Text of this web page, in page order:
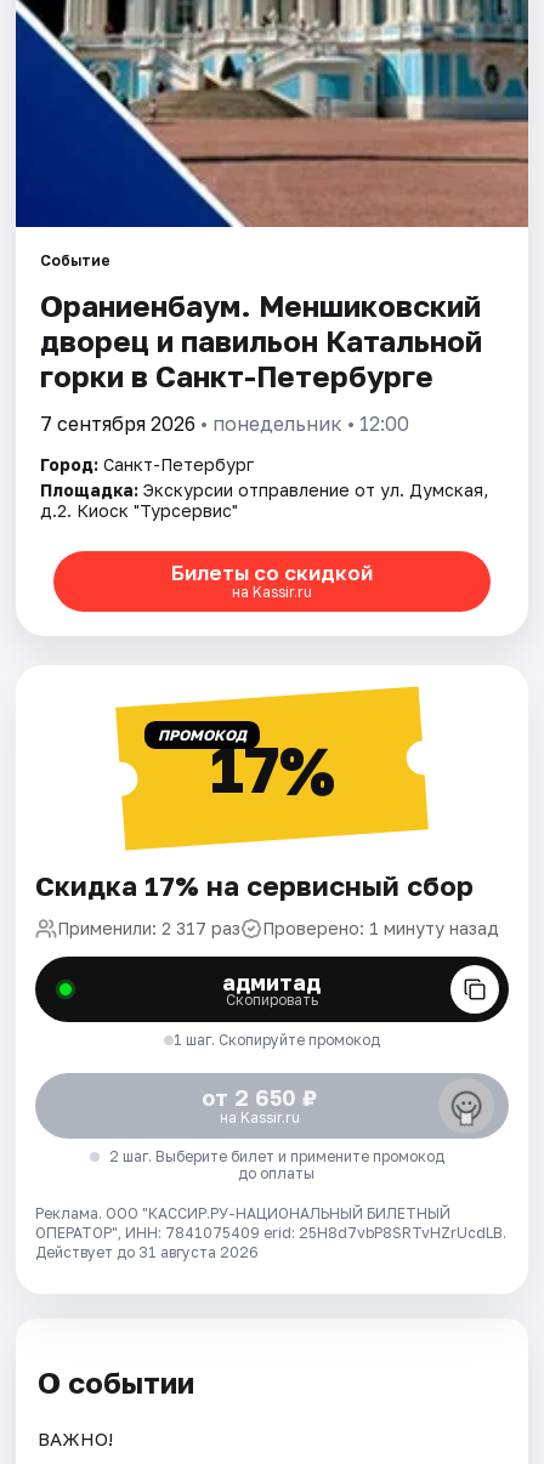
Рейтинги
Событие
Ораниенбаум. Меншиковский
дворец и павильон Катальной
горки в Санкт-Петербурге
7 сентября 2026 • понедельник • 12:00
Город: Санкт-Петербург
Площадка: Экскурсии отправление от ул. Думская,
д.2. Киоск "Турсервис"
Билеты со скидкой
на Kassir.ru
ПРОМОКОД17%
Скидка 17% на сервисный сбор
Применили: 2 317 раз Проверено: 1 минуту назад
адмитад
Скопировать
1 шаг. Скопируйте промокод
от 2 650 ₽
на Kassir.ru
2 шаг. Выберите билет и примените промокод
до оплаты
Реклама. ООО "КАССИР.РУ-НАЦИОНАЛЬНЫЙ БИЛЕТНЫЙ
ОПЕРАТОР", ИНН: 7841075409 erid: 25H8d7vbP8SRTvHZrUcdLB.
Действует до 31 августа 2026
О событии
ВАЖНО!